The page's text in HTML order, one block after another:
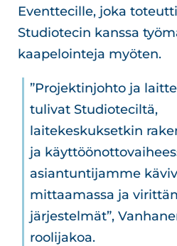
Eventtecille, joka
Studiotecin kanssa
kaapelointeja myöten.
”Projektinjohto ja
tulivat Studioteciltä,
laitekeskuksetkin
ja
asiantuntijamme
mittaamassa ja
järjestelmät”,
roolijakoa.